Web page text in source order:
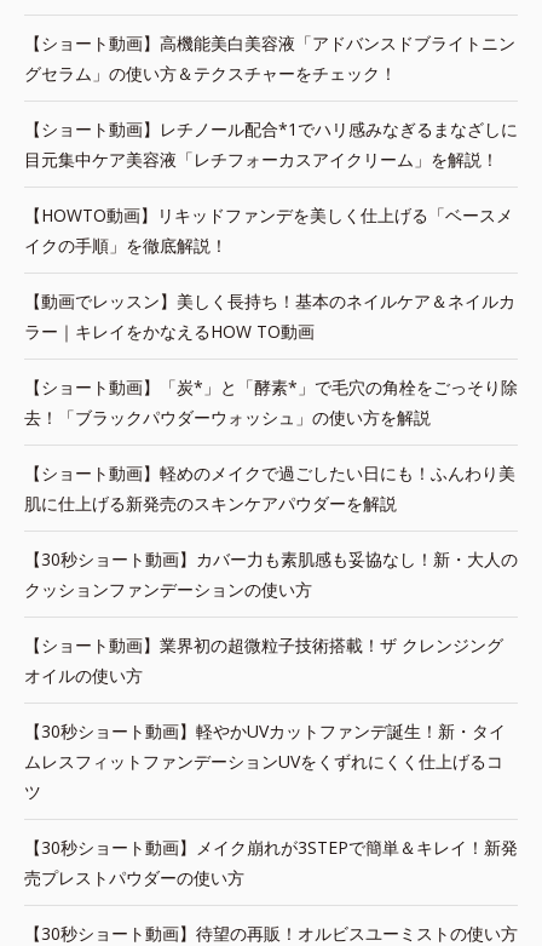
【ショート動画】高機能美白美容液「アドバンスドブライトニン
グセラム」の使い方＆テクスチャーをチェック！
【ショート動画】レチノール配合*1でハリ感みなぎるまなざしに
目元集中ケア美容液「レチフォーカスアイクリーム」を解説！
【HOWTO動画】リキッドファンデを美しく仕上げる「ベースメ
イクの手順」を徹底解説！
【動画でレッスン】美しく長持ち！基本のネイルケア＆ネイルカ
ラー｜キレイをかなえるHOW TO動画
【ショート動画】「炭*」と「酵素*」で毛穴の角栓をごっそり除
去！「ブラックパウダーウォッシュ」の使い方を解説
【ショート動画】軽めのメイクで過ごしたい日にも！ふんわり美
肌に仕上げる新発売のスキンケアパウダーを解説
【30秒ショート動画】カバー力も素肌感も妥協なし！新・大人の
クッションファンデーションの使い方
【ショート動画】業界初の超微粒子技術搭載！ザ クレンジング
オイルの使い方
【30秒ショート動画】軽やかUVカットファンデ誕生！新・タイ
ムレスフィットファンデーションUVをくずれにくく仕上げるコ
ツ
【30秒ショート動画】メイク崩れが3STEPで簡単＆キレイ！新発
売プレストパウダーの使い方
【30秒ショート動画】待望の再販！オルビスユーミストの使い方